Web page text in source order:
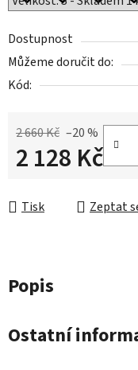
Dostupnost
Můžeme doručit do:
Kód:
2 660 Kč –20 %
2 128 Kč
Tisk Zeptat
Popis
Ostatní